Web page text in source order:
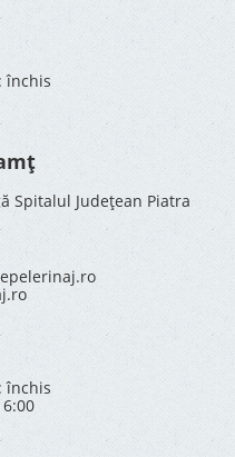
închis
Spitalul Județean Piatra
închis